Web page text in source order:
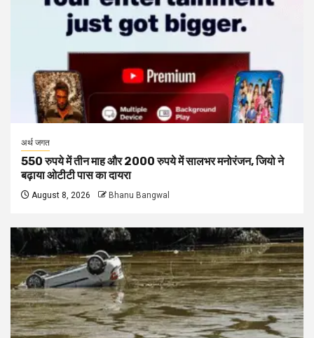
अर्थ जगत
550 रुपये में तीन माह और 2000 रुपये में सालभर मनोरंजन, जियो ने
बढ़ाया ओटीटी पास का दायरा
August 8, 2026 Bhanu Bangwal